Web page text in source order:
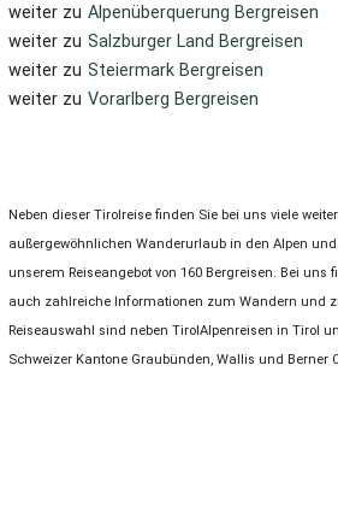
weiter zu Alpenüberquerung Bergreisen
weiter zu Salzburger Land Bergreisen
weiter zu Steiermark Bergreisen
weiter zu Vorarlberg Bergreisen
Neben dieser Tirolreise finden Sie bei uns viele
außergewöhnlichen Wanderurlaub in den Alpen und
unserem Reiseangebot von 160 Bergreisen. Bei uns
auch zahlreiche Informationen zum Wandern und
Reiseauswahl sind neben TirolAlpenreisen in Tirol
Schweizer Kantone Graubünden, Wallis und Berner